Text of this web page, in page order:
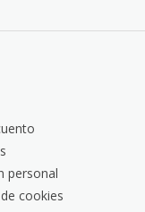
personal
cookies